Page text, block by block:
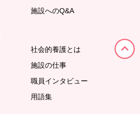
施設へのQ&A
社会的養護とは
施設の仕事
職員インタビュー
用語集